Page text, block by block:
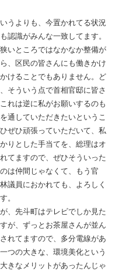
うよりも、今置かれてる状況
認識がみんな一致してます。
いところではなかなか整備が
、区民の皆さんにも働きかけ
けることでもありません。ど
そういう点で首相官邸に皆さ
れは逆に私がお願いするのも
通していただきたいというこ
ぜひ頑張っていただいて、私
りとした手当てを、総理はオ
てますので、ぜひそういった
は仲間じゃなくて、もう官
議員におかれても、よろしく
。
、先斗町はテレビでしか見た
が、ずっとお茶屋さんが並ん
れてますので、多分電線があ
つの大きな、環境美化という
きなメリットがあったんじゃ